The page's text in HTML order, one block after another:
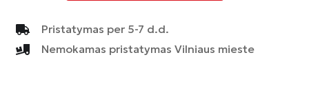
-
AF19
-
Pristatymas per 5-7 d.d.
Nemokamas pristatymas Vilniaus mieste